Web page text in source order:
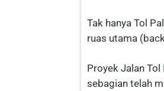
Tak hanya Tol
ruas utama
Proyek Jalan
sebagian telah